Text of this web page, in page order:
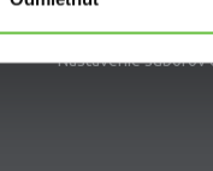
Blog
Nastavenie súborov